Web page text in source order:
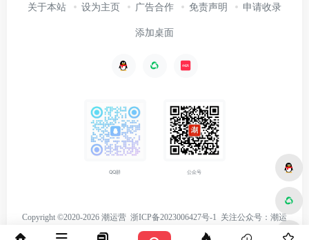
关于本站 设为主页 广告合作 免责声明 申请收录
添加桌面
QQ群 公众号
Copyright ©2020-2026 潮运营 浙ICP备2023006427号-1 关注公众号：潮运
营